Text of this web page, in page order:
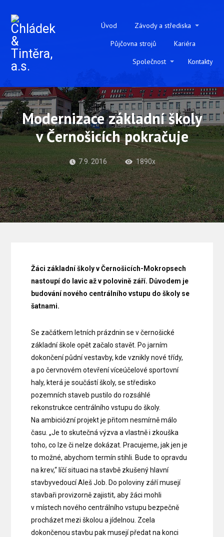
Úvod
Závody a střediska
Půjčovna strojů
Kariéra
Společnost
Kontakty
Modernizace základní školy
v Černošicích pokračuje
7.9. 2016 1890x
Žáci základní školy v Černošicích-Mokropsech
nastoupí do lavic až v polovině září. Důvodem je
budování nového centrálního vstupu do školy se
šatnami.
Se začátkem letních prázdnin se v černošické
základní škole opět začalo stavět. Po jarním
dokončení půdní vestavby, kde vznikly nové třídy,
a po červnovém otevření víceúčelové sportovní
haly, která je součástí školy, se středisko
pozemních staveb pustilo do rozsáhlé
rekonstrukce centrálního vstupu do školy.
Na ambiciózní projekt je přitom nesmírně málo
času. „Je to skutečná výzva a vlastně i zkouška
toho, co lze či nelze dokázat. Pracujeme, jak jen je
to možné, abychom termín stihli. Bude to opravdu
na krev,“ líčí situaci na stavbě zkušený hlavní
stavbyvedoucí Aleš Job. Do poloviny září musejí
stavbaři provizorně zajistit, aby žáci mohli
v místech nového centrálního vstupu bezpečně
procházet mezi školou a jídelnou. Zcela
dokončenou stavbu pak musejí předat na konci